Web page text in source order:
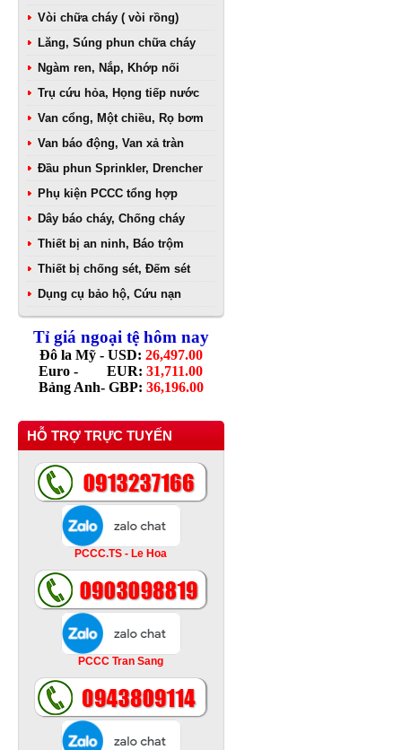
Vòi chữa cháy ( vòi rồng)
Lăng, Súng phun chữa cháy
Ngàm ren, Nắp, Khớp nối
Trụ cứu hỏa, Họng tiếp nước
Van cổng, Một chiều, Rọ bơm
Van báo động, Van xả tràn
Đầu phun Sprinkler, Drencher
Phụ kiện PCCC tổng hợp
Dây báo cháy, Chống cháy
Thiết bị an ninh, Báo trộm
Thiết bị chống sét, Đếm sét
Dụng cụ bảo hộ, Cứu nạn
Tỉ giá ngoại tệ hôm nay
Đô la Mỹ - USD: 26,497.00
Euro - EUR: 31,711.00
Bảng Anh- GBP: 36,196.00
HỖ TRỢ TRỰC TUYẾN
PCCC.TS - Le Hoa
PCCC Tran Sang